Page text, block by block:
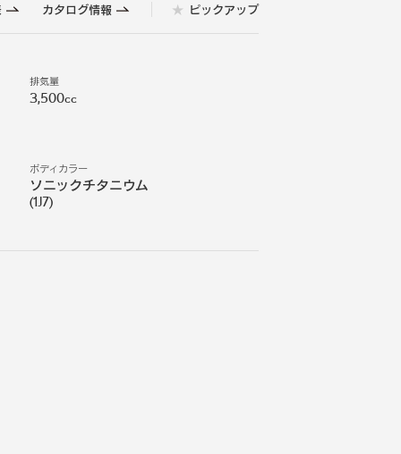
カタログ情報 ピックアップ
排気量
3,500cc
ボディカラー
ソニックチタニウム
(1J7)